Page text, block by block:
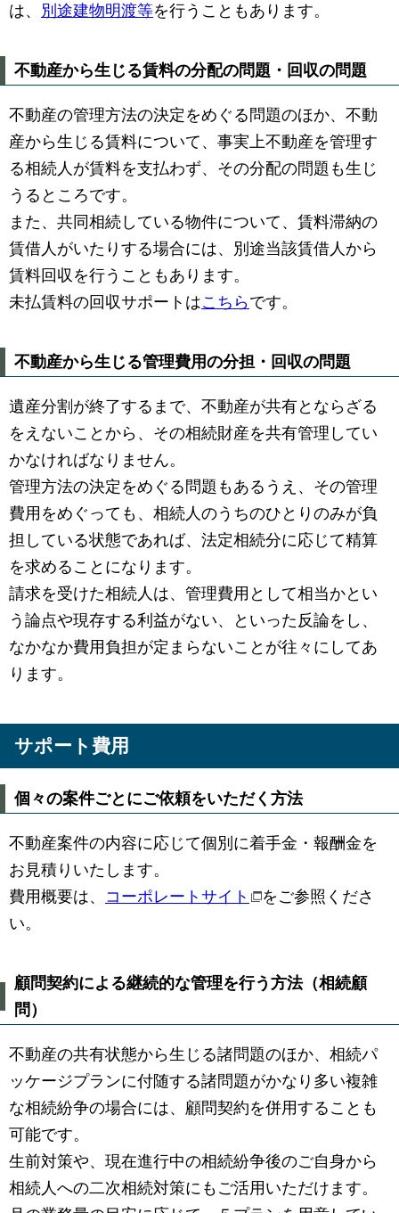
は、 別途建物明渡等を行うこともあります。
不動産から生じる賃料の分配の問題・回収の問題
不動産の管理方法の決定をめぐる問題のほか、不動
産から生じる賃料について、事実上不動産を管理す
る相続人が賃料を支払わず、その分配の問題も生じ
うるところです。
また、共同相続している物件について、賃料滞納の
賃借人がいたりする場合には、別途当該賃借人から
賃料回収を行うこともあります。
未払賃料の回収サポートはこちらです。
不動産から生じる管理費用の分担・回収の問題
遺産分割が終了するまで、不動産が共有とならざる
をえないことから、その相続財産を共有管理してい
かなければなりません。
管理方法の決定をめぐる問題もあるうえ、その管理
費用をめぐっても、相続人のうちのひとりのみが負
担している状態であれば、法定相続分に応じて精算
を求めることになります。
請求を受けた相続人は、管理費用として相当かとい
う論点や現存する利益がない、といった反論をし、
なかなか費用負担が定まらないことが往々にしてあ
ります。
サポート費用
個々の案件ごとにご依頼をいただく方法
不動産案件の内容に応じて個別に着手金・報酬金を
お見積りいたします。
費用概要は、 コーポレートサイト
をご参照くださ
い。
顧問契約による継続的な管理を行う方法（相続顧
問）
不動産の共有状態から生じる諸問題のほか、相続パ
ッケージプランに付随する諸問題がかなり多い複雑
な相続紛争の場合には、顧問契約を併用することも
可能です。
生前対策や、現在進行中の相続紛争後のご自身から
相続人への二次相続対策にもご活用いただけます。